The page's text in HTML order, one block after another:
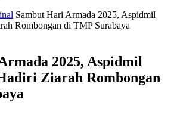
Sambut Hari Armada 2025, Aspidmil
Rombongan di TMP Surabaya
2025, Aspidmil
Ziarah Rombongan